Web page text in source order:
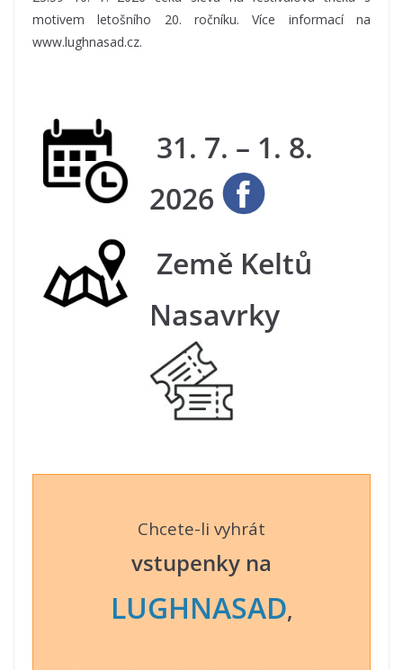
motivem letošního 20. ročníku. Více informací na
www.lughnasad.cz.
31. 7. – 1. 8.
2026
Země Keltů
Nasavrky
Chcete-li vyhrát
vstupenky na
LUGHNASAD,